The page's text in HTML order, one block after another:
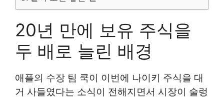
20년 만에 보유 주식을
두 배로 늘린 배경
애플의 수장 팀 쿡이 이번에 나이키 주식을 대
거 사들였다는 소식이 전해지면서 시장이 술렁